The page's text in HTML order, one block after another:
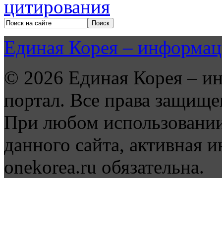
Единая Корея –
© 2026 Единая Корея –
портал. Все права
При любом
данного сайта, активная
onekorea.ru обязательна.